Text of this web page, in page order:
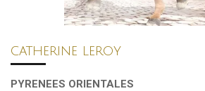
catherine leroy
PYRENEES ORIENTALES